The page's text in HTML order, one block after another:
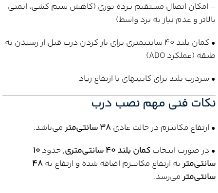
– امکان اتصال مستقیم پرده نوری (کاهش سیم کشی، ایمنی
بالاتر و عدم نیاز به برد واسط)
• کمان بلند 40 سانتیمتری برای باز کردن درب قبل از رسیدن به
طبقه (عملکرد ADO)
• سردرب بلند برای کابینهای با ارتفاع زیاد
نکات فنی مهم نصب درب
• ارتفاع مکانیزم در حالت عادی38 سانتی‌متر
می‌باشد.
• در صورت انتخابکمان بلند 40 سانتی‌متری , حدود10
سانتی‌متربه ارتفاع مکانیزم اضافه شده و ارتفاع به48
سانتی‌مترمی‌رسد.